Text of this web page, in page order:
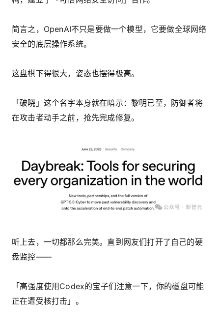
简言之，OpenAI不只是要做一个模型，它要做全球网络
安全的底层操作系统。
这盘棋下得很大，姿态也摆得极高。
「破晓」这个名字本身就在暗示：黎明已至，防御者将
在攻击者动手之前，抢先完成修复。
听上去，一切都那么完美。直到网友们打开了自己的硬
盘监控——
「高强度使用Codex的宝子们注意一下，你的磁盘可能
正在遭受核打击」。